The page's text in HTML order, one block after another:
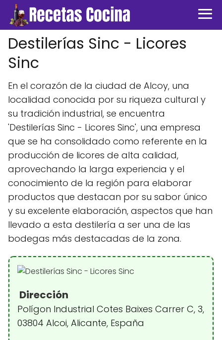
Destilerías Sinc - Licores
Sinc
En el corazón de la ciudad de Alcoy, una
localidad conocida por su riqueza cultural y
su tradición industrial, se encuentra
'Destilerías Sinc - Licores Sinc', una empresa
que se ha consolidado como referente en la
producción de licores de alta calidad,
aprovechando la larga experiencia y el
conocimiento de la región para elaborar
productos que destacan por su sabor único
y su excelente elaboración, aspectos que han
llevado a esta destilería a ser una de las
bodegas más destacadas de la zona.
Dirección
Polígon Industrial Cotes Baixes Carrer C, 3,
03804 Alcoi, Alicante, España